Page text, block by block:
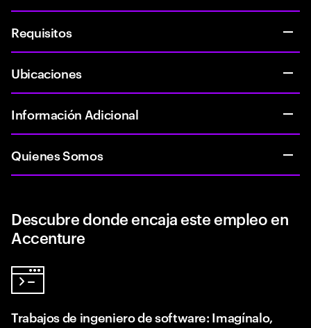
Requisitos
Ubicaciones
Información Adicional
Quienes Somos
Descubre donde encaja este empleo en
Accenture
Trabajos de ingeniero de software: Imagínalo,